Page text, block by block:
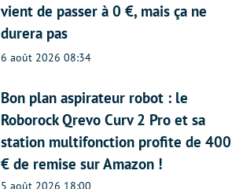
vient de passer à 0 €, mais ça ne
durera pas
6 août 2026 08:34
Bon plan aspirateur robot : le
Roborock Qrevo Curv 2 Pro et sa
station multifonction profite de 400
€ de remise sur Amazon !
5 août 2026 18:00